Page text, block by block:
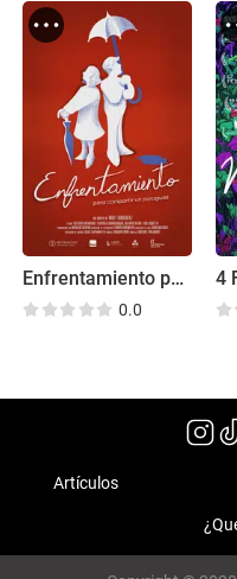
Enfrentamiento para Compartir un Paraguas
0.0
4
Artículos